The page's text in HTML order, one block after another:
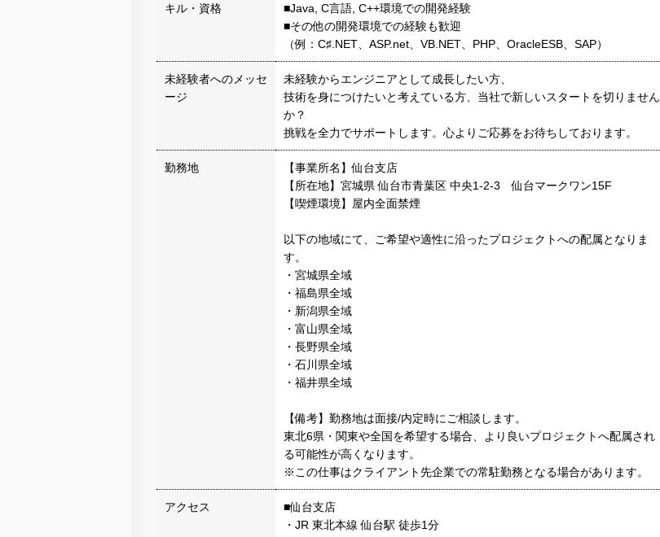
キル・資格
■Java, C言語, C++環境での開発経験
■その他の開発環境での経験も歓迎
（例：C♯.NET、ASP.net、VB.NET、PHP、OracleESB、SAP）
未経験者へのメッセ
ージ
未経験からエンジニアとして成長したい方、
技術を身につけたいと考えている方、当社で新しいスタートを切りません
か？
挑戦を全力でサポートします。心よりご応募をお待ちしております。
勤務地
【事業所名】仙台支店
【所在地】宮城県 仙台市青葉区 中央1-2-3 仙台マークワン15F
【喫煙環境】屋内全面禁煙
以下の地域にて、ご希望や適性に沿ったプロジェクトへの配属となりま
す。
・宮城県全域
・福島県全域
・新潟県全域
・富山県全域
・長野県全域
・石川県全域
・福井県全域
【備考】勤務地は面接/内定時にご相談します。
東北6県・関東や全国を希望する場合、より良いプロジェクトへ配属され
る可能性が高くなります。
※この仕事はクライアント先企業での常駐勤務となる場合があります。
アクセス
■仙台支店
・JR 東北本線 仙台駅 徒歩1分